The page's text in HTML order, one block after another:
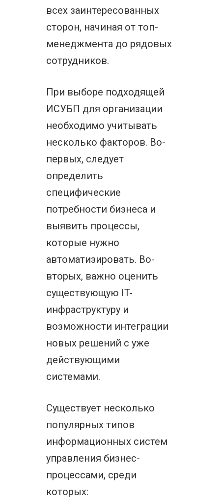
всех заинтересованных
сторон, начиная от топ-
менеджмента до рядовых
сотрудников.
При выборе подходящей
ИСУБП для организации
необходимо учитывать
несколько факторов. Во-
первых, следует
определить
специфические
потребности бизнеса и
выявить процессы,
которые нужно
автоматизировать. Во-
вторых, важно оценить
существующую IT-
инфраструктуру и
возможности интеграции
новых решений с уже
действующими
системами.
Существует несколько
популярных типов
информационных систем
управления бизнес-
процессами, среди
которых: